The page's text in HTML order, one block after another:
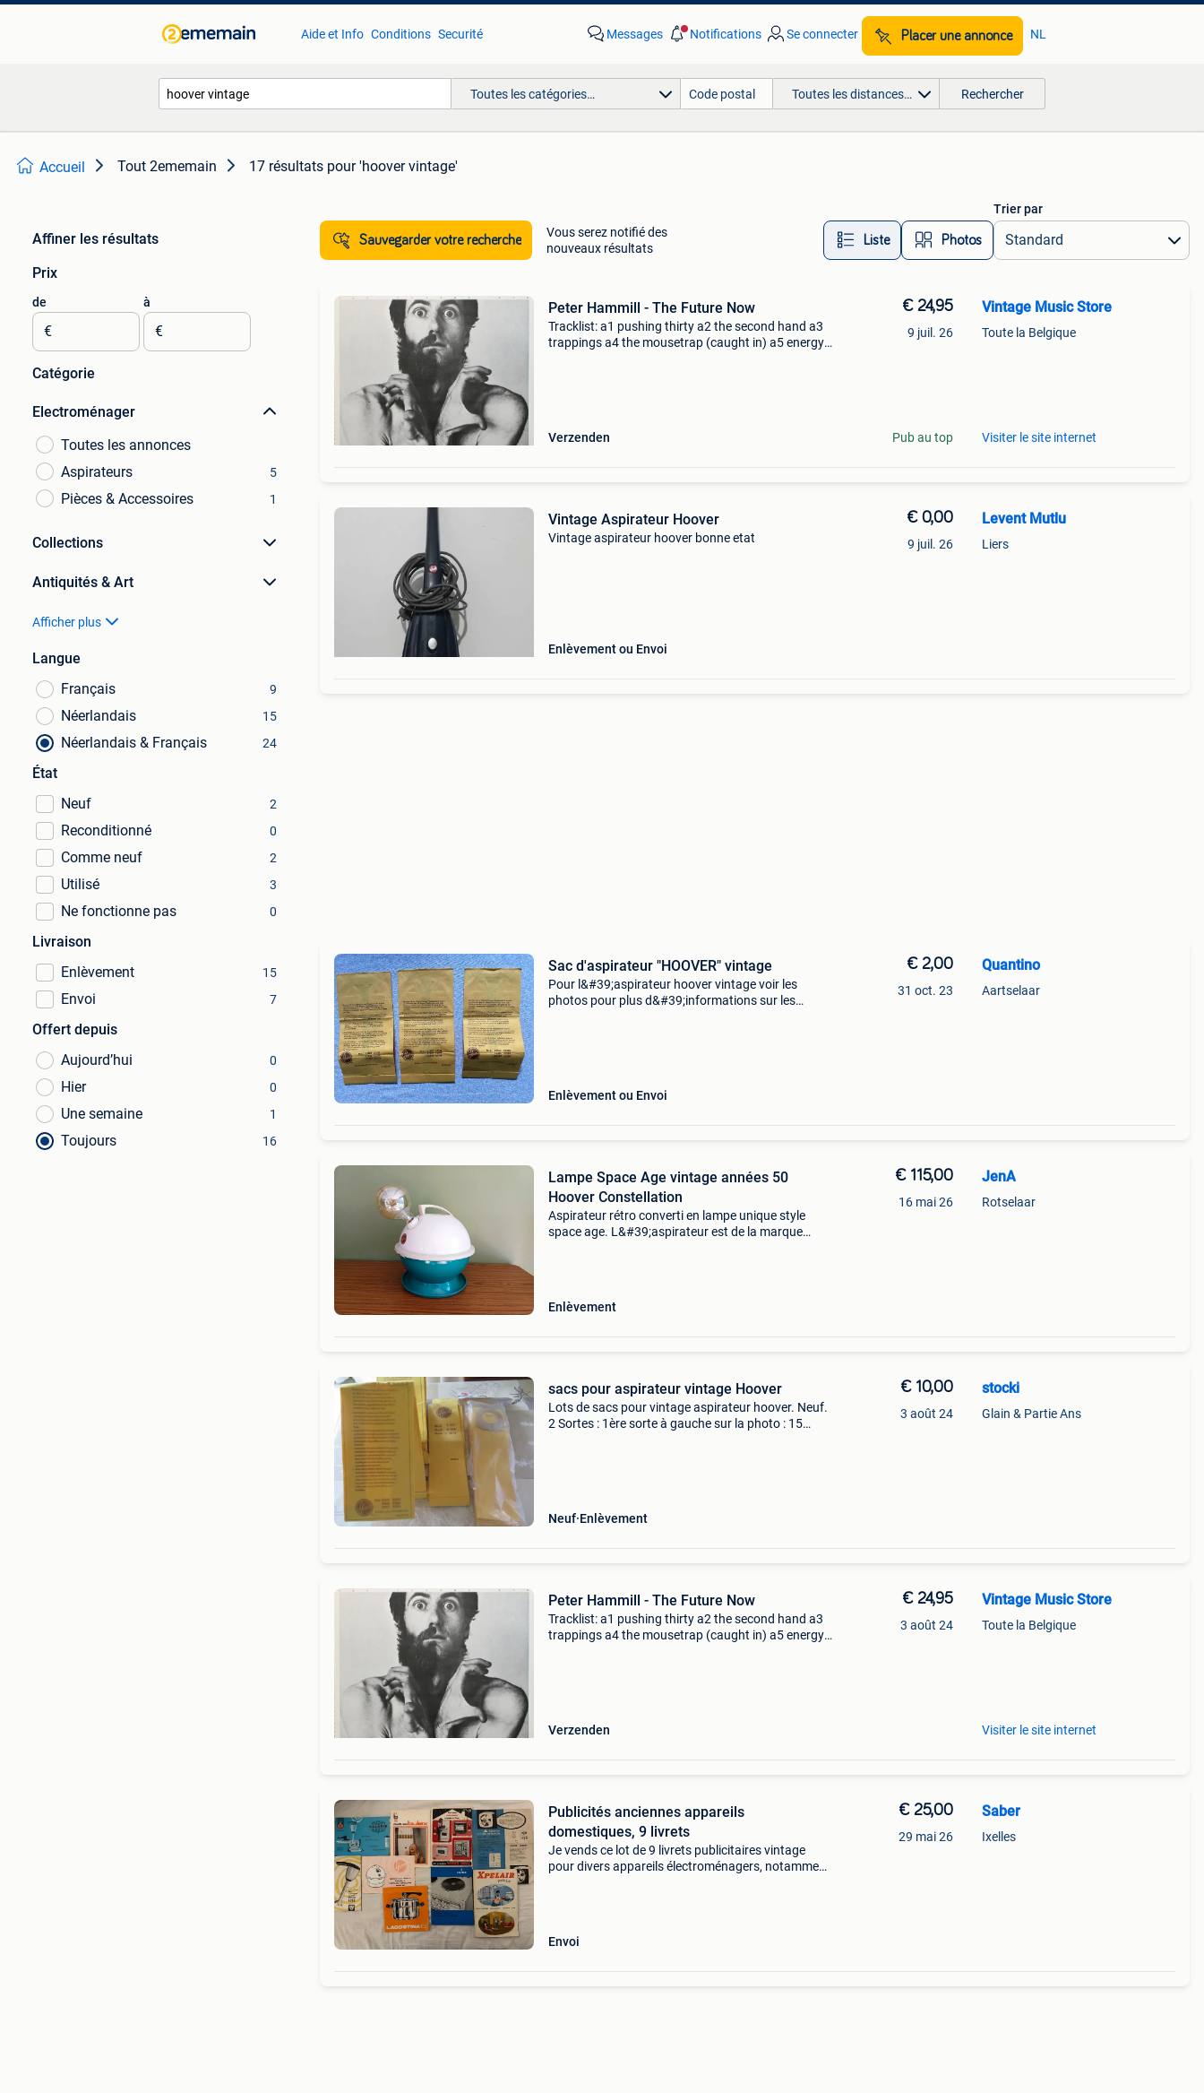
Aide et Info Conditions Securité Messages Notifications Se connecter Placer une annonce NL
Toutes les catégories… Toutes les distances… Rechercher
Accueil Tout 2ememain 17 résultats pour 'hoover vintage'
Affiner les résultats
Prix
de
€
à
€
Catégorie
Electroménager
Toutes les annonces
Aspirateurs
5
Pièces & Accessoires 1
Collections
Antiquités & Art
Afficher plus
Langue
Français
9
Néerlandais 15
Néerlandais & Français 24
État
Neuf
2
Reconditionné 0
Comme neuf 2
Utilisé 3
Ne fonctionne pas 0
Livraison
Enlèvement
15
Envoi 7
Offert depuis
Aujourd’hui
0
Hier 0
Une semaine 1
Toujours 16
Sauvegarder votre recherche
Vous serez notifié des
nouveaux résultats
Liste Photos
Trier par
Peter Hammill - The Future Now
Tracklist: a1 pushing thirty a2 the second hand a3
trappings a4 the mousetrap (caught in) a5 energy
Verzenden
€ 24,95
9 juil. 26
Pub au top
Vintage Music Store
Toute la Belgique
Visiter le site internet
Vintage Aspirateur Hoover
Vintage aspirateur hoover bonne etat
Enlèvement ou Envoi
€ 0,00
9 juil. 26
Levent Mutlu
Liers
Sac d'aspirateur "HOOVER" vintage
Pour l&#39;aspirateur hoover vintage voir les
photos pour plus d&#39;informations sur les
Enlèvement ou Envoi
€ 2,00
31 oct. 23
Quantino
Aartselaar
Lampe Space Age vintage années 50
Hoover Constellation
Aspirateur rétro converti en lampe unique style
space age. L&#39;aspirateur est de la marque
Enlèvement
€ 115,00
16 mai 26
JenA
Rotselaar
sacs pour aspirateur vintage Hoover
Lots de sacs pour vintage aspirateur hoover. Neuf.
2 Sortes : 1ère sorte à gauche sur la photo : 15
Neuf Enlèvement
€ 10,00
3 août 24
stocki
Glain & Partie Ans
Peter Hammill - The Future Now
Tracklist: a1 pushing thirty a2 the second hand a3
trappings a4 the mousetrap (caught in) a5 energy
Verzenden
€ 24,95
3 août 24
Vintage Music Store
Toute la Belgique
Visiter le site internet
Publicités anciennes appareils
domestiques, 9 livrets
Je vends ce lot de 9 livrets publicitaires vintage
pour divers appareils électroménagers, notamment
Envoi
€ 25,00
29 mai 26
Saber
Ixelles